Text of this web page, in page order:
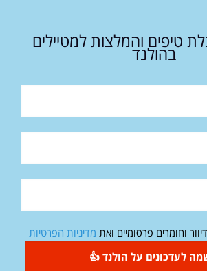
טיפים והמלצות למטיילים
בהולנד
וחומרים פרסומיים ואת מדיניות הפרטיות
לעדכונים על הולנד 👍